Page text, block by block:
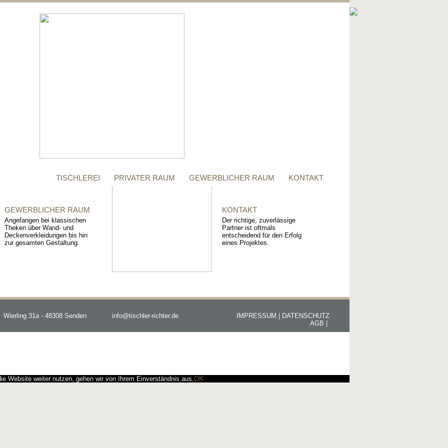
TISCHLEREI PRIVATER RAUM GEWERBLICHER RAUM KONTAKT
GEWERBLICHER RAUM
Angefangen bei klassischen
Theken über Wand- und
Deckenverkleidungen bis hin
zur gesamten Gestaltung.
KONTAKT
Der richtige, zuverlässige
Partner ist oftmals
entscheidend für den Erfolg
eines Projektes.
Wierling 31a - 48308 Senden info@tischler-richter.de DATENSCHUTZ
IMPRESSUM |
AGB |
Website weiter nutzen, gehen wir von Ihrem Einverständnis aus.OK